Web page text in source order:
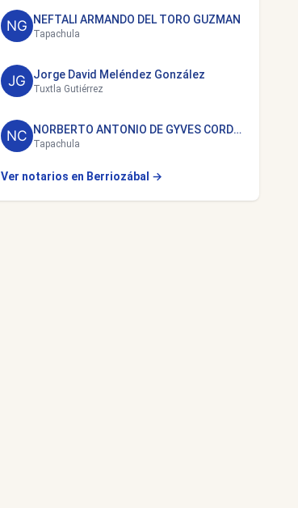
NEFTALI ARMANDO DEL TORO GUZMAN
Tapachula
Jorge David Meléndez González
Tuxtla Gutiérrez
NORBERTO ANTONIO DE GYVES CORDOVA
Tapachula
Ver notarios en Berriozábal →